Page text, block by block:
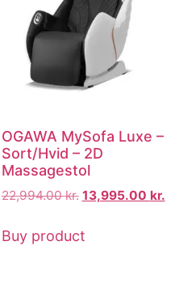
OGAWA MySofa Luxe –
Sort/Hvid – 2D
Massagestol
22,994.00kr. 13,995.00 kr.
Buy product